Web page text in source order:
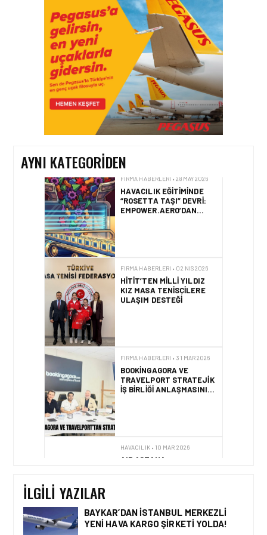
AYNI KATEGORIDEN
TAV
HAVALIMANLARI’NDAN
CAPITAL 500 BAŞARISI!
FIRMA HABERLERI • 23 TEM 2026
SOCAR TÜRKIYE’DEN
İSTANBUL
HAVALIMANI’NDA KRITIK
PROJE HAMLESI
FIRMA HABERLERI • 28 MAY 2026
HAVACILIK EĞITIMINDE
“ROSETTA TAŞI” DEVRI:
EMPOWER.AERO’DAN
FIRMA HABERLERI • 02 NIS 2026
HITIT’TEN MILLI YILDIZ
KIZ MASA TENISÇILERE
ULAŞIM DESTEĞI
FIRMA HABERLERI • 31 MAR 2026
BOOKINGAGORA VE
TRAVELPORT STRATEJIK
IŞ BIRLIĞI ANLAŞMASINI
YENILEDI!
HAVACILIK • 10 MAR 2026
AIR ASTANA
İLGILI YAZILAR
BAYKAR’DAN İSTANBUL MERKEZLI
YENI HAVA KARGO ŞIRKETI YOLDA!